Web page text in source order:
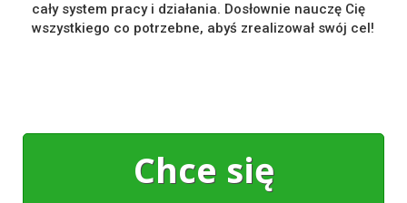
cały system pracy i działania. Dosłownie nauczę Cię
wszystkiego co potrzebne, abyś zrealizował swój cel!
Chce się